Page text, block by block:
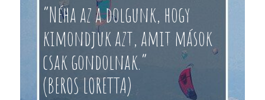
“Néha az a dolgunk, hogy
kimondjuk azt, amit mások
csak gondolnak.”
(BEROS LORETTA)